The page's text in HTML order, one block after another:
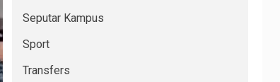
Seputar Kampus
Sport
Transfers